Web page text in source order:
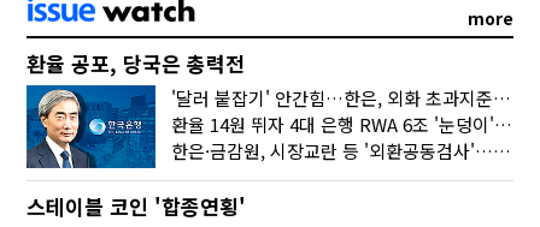
more
환율 공포, 당국은 총력전
'달러 붙잡기' 안간힘…한은, 외화 초과지준에 이자 6개월 더
환율 14원 뛰자 4대 은행 RWA 6조 '눈덩이'…2배 뛴 2분기는?
한은·금감원, 시장교란 등 '외환공동검사'…환율 급등 전방위 대응
스테이블 코인 '합종연횡'